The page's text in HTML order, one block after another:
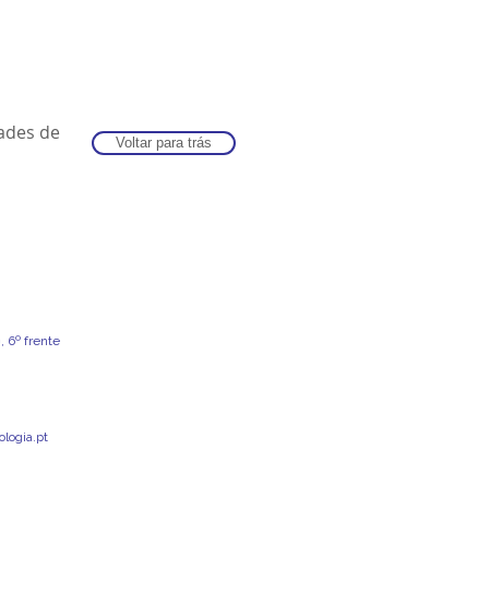
Voltar para trás
de
6º frente